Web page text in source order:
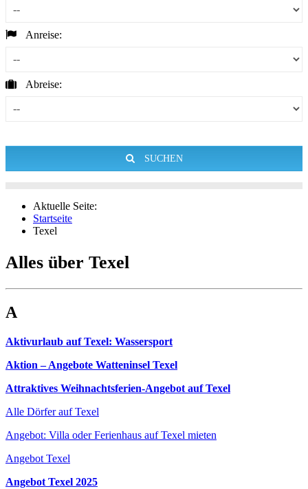
Anreise:
Abreise:
SUCHEN
Aktuelle Seite:
Startseite
Texel
Alles über Texel
A
Aktivurlaub auf Texel: Wassersport
Aktion – Angebote Watteninsel Texel
Attraktives Weihnachtsferien-Angebot auf Texel
Alle Dörfer auf Texel
Angebot: Villa oder Ferienhaus auf Texel mieten
Angebot Texel
Angebot Texel 2025